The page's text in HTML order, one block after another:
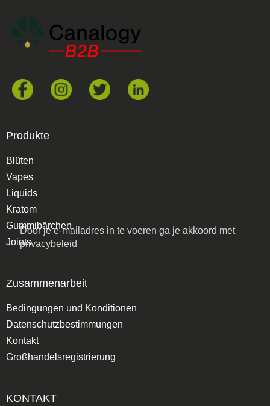
Door je e-mailadres in te voeren ga je akkoord met
privacybeleid
Produkte
Blüten
Vapes
Liquids
Kratom
Gummibärchen
Joints
Zusammenarbeit
Bedingungen und Konditionen
Datenschutzbestimmungen
Kontakt
Großhandelsregistrierung
KONTAKT